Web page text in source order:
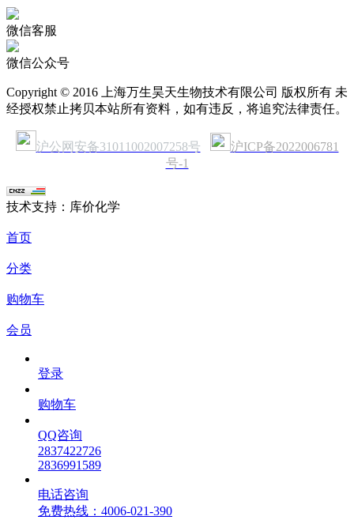
微信客服
微信公众号
Copyright © 2016 上海万生昊天生物技术有限公司 版权所有 未
经授权禁止拷贝本站所有资料，如有违反，将追究法律责任。
沪公网安备31011002007258号
沪ICP备2022006781
号-1
技术支持：库价化学
首页
分类
购物车
会员
登录
购物车
QQ咨询
2837422726
2836991589
电话咨询
免费热线：4006-021-390